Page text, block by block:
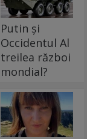
Putin și
Occidentul Al
treilea război
mondial?